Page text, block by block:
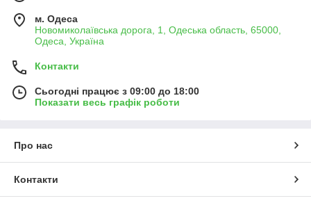
м. Одеса
Новомиколаївська дорога, 1, Одеська область, 65000,
Одеса, Україна
Контакти
Сьогодні працює з 09:00 до 18:00
Показати весь графік роботи
Про нас
Контакти